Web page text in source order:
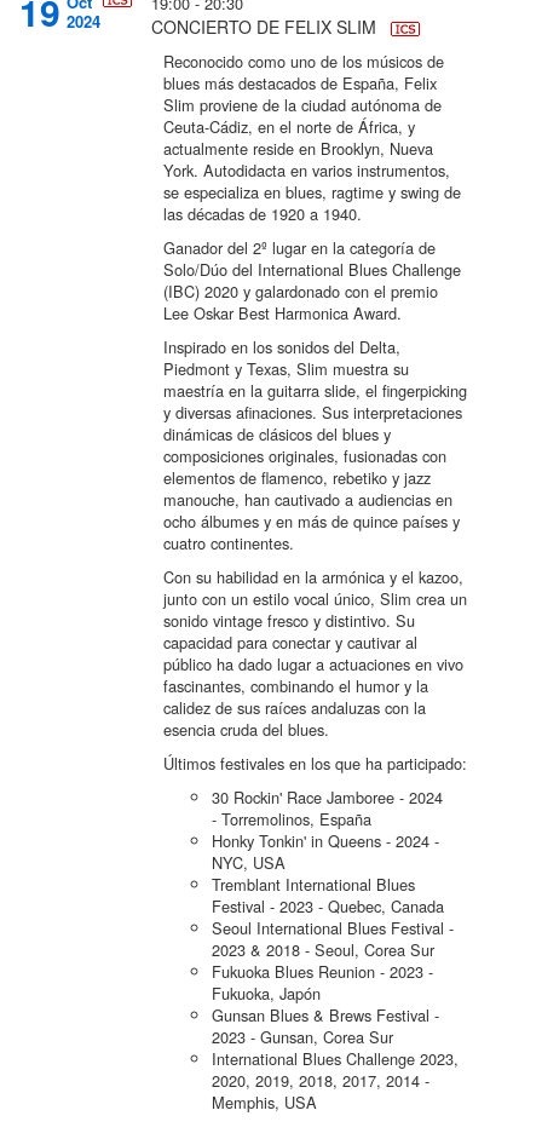
19 2024
CONCIERTO DE FELIX SLIM
Reconocido como uno de los músicos de
blues más destacados de España, Felix
Slim proviene de la ciudad autónoma de
Ceuta-Cádiz, en el norte de África, y
actualmente reside en Brooklyn, Nueva
York. Autodidacta en varios instrumentos,
se especializa en blues, ragtime y swing de
las décadas de 1920 a 1940.
Ganador del 2º lugar en la categoría de
Solo/Dúo del International Blues Challenge
(IBC) 2020 y galardonado con el premio
Lee Oskar Best Harmonica Award.
Inspirado en los sonidos del Delta,
Piedmont y Texas, Slim muestra su
maestría en la guitarra slide, el fingerpicking
y diversas afinaciones. Sus interpretaciones
dinámicas de clásicos del blues y
composiciones originales, fusionadas con
elementos de flamenco, rebetiko y jazz
manouche, han cautivado a audiencias en
ocho álbumes y en más de quince países y
cuatro continentes.
Con su habilidad en la armónica y el kazoo,
junto con un estilo vocal único, Slim crea un
sonido vintage fresco y distintivo. Su
capacidad para conectar y cautivar al
público ha dado lugar a actuaciones en vivo
fascinantes, combinando el humor y la
calidez de sus raíces andaluzas con la
esencia cruda del blues.
Últimos festivales en los que ha participado:
30 Rockin' Race Jamboree - 2024
- Torremolinos, España
Honky Tonkin' in Queens - 2024 -
NYC, USA
Tremblant International Blues
Festival - 2023 - Quebec, Canada
Seoul International Blues Festival -
2023 & 2018 - Seoul, Corea Sur
Fukuoka Blues Reunion - 2023 -
Fukuoka, Japón
Gunsan Blues & Brews Festival -
2023 - Gunsan, Corea Sur
International Blues Challenge 2023,
2020, 2019, 2018, 2017, 2014 -
Memphis, USA